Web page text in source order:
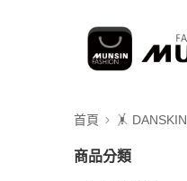
首頁 🤸 DANSKIN
商品分類